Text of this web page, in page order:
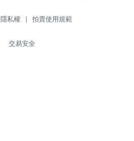
隱私權 | 拍賣使用規範
交易安全